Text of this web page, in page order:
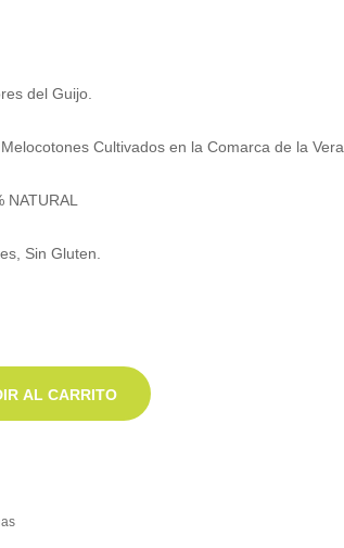
del Guijo.
Cultivados en la Comarca de la Vera.
Sin Gluten.
AL CARRITO